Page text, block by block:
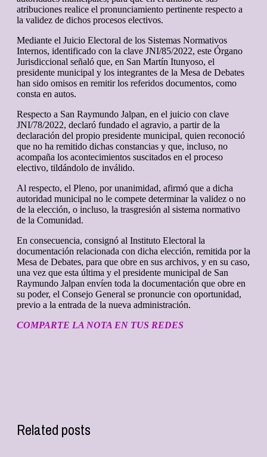
atribuciones realice el pronunciamiento pertinente respecto a
la validez de dichos procesos electivos.
Mediante el Juicio Electoral de los Sistemas Normativos
Internos, identificado con la clave JNI/85/2022, este Órgano
Jurisdiccional señaló que, en San Martín Itunyoso, el
presidente municipal y los integrantes de la Mesa de Debates
han sido omisos en remitir los referidos documentos, como
consta en autos.
Respecto a San Raymundo Jalpan, en el juicio con clave
JNI/78/2022, declaró fundado el agravio, a partir de la
declaración del propio presidente municipal, quien reconoció
que no ha remitido dichas constancias y que, incluso, no
acompaña los acontecimientos suscitados en el proceso
electivo, tildándolo de inválido.
Al respecto, el Pleno, por unanimidad, afirmó que a dicha
autoridad municipal no le compete determinar la validez o no
de la elección, o incluso, la trasgresión al sistema normativo
de la Comunidad.
En consecuencia, consignó al Instituto Electoral la
documentación relacionada con dicha elección, remitida por la
Mesa de Debates, para que obre en sus archivos, y en su caso,
una vez que esta última y el presidente municipal de San
Raymundo Jalpan envíen toda la documentación que obre en
su poder, el Consejo General se pronuncie con oportunidad,
previo a la entrada de la nueva administración.
COMPARTE LA NOTA EN TUS REDES
Related posts